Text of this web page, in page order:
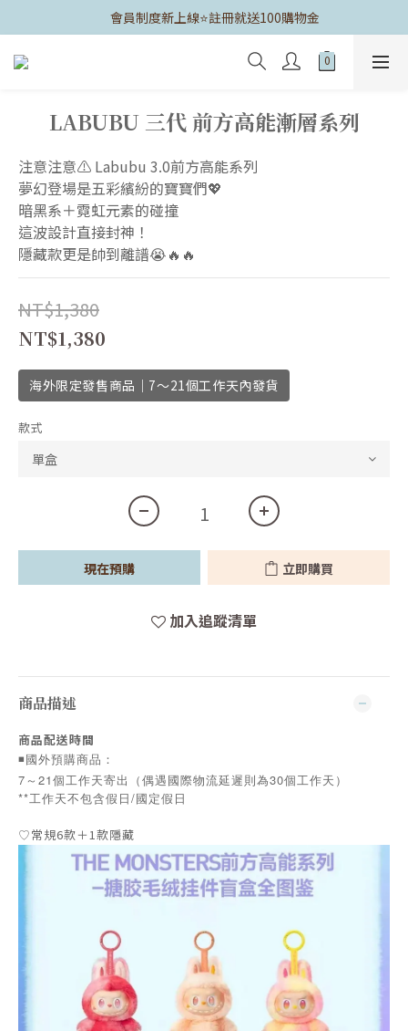
	會員制度新上線⭐️註冊就送100購物金
LABUBU 三代 前方高能漸層系列
注意注意⚠️ Labubu 3.0前方高能系列
夢幻登場是五彩繽紛的寶寶們💖
暗黑系＋霓虹元素的碰撞
這波設計直接封神！
隱藏款更是帥到離譜😭🔥🔥
NT$1,380
NT$1,380
海外限定發售商品｜7～21個工作天內發貨
款式
現在預購 立即購買
加入追蹤清單
商品描述
商品配送時間
◾️國外預購商品：
7～21個工作天寄出（偶遇國際物流延遲則為30個工作天）
**工作天不包含假日/國定假日
♡常規6款＋1款隱藏